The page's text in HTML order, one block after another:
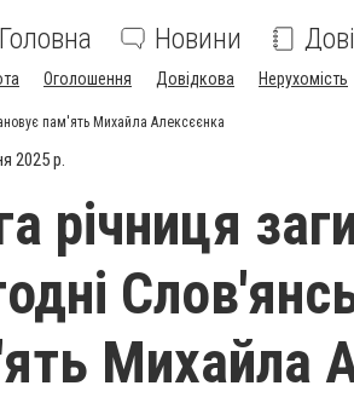
Головна Новини
Оголошення Довідкова Нерухомість
пам'ять Михайла Алексєєнка
2025 р.
річниця
Михайла